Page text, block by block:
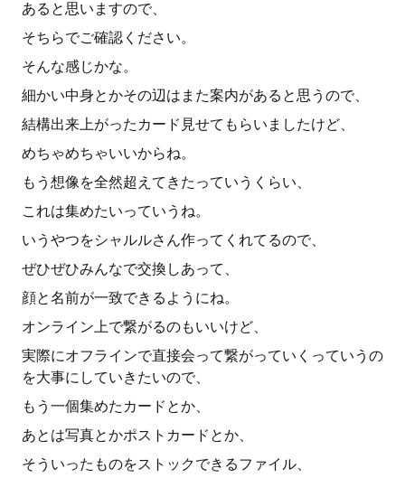
あると思いますので、
そちらでご確認ください。
そんな感じかな。
細かい中身とかその辺はまた案内があると思うので、
結構出来上がったカード見せてもらいましたけど、
めちゃめちゃいいからね。
もう想像を全然超えてきたっていうくらい、
これは集めたいっていうね。
いうやつをシャルルさん作ってくれてるので、
ぜひぜひみんなで交換しあって、
顔と名前が一致できるようにね。
オンライン上で繋がるのもいいけど、
実際にオフラインで直接会って繋がっていくっていうの
を大事にしていきたいので、
もう一個集めたカードとか、
あとは写真とかポストカードとか、
そういったものをストックできるファイル、